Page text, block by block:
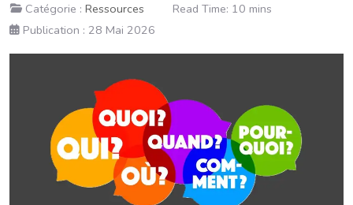
Catégorie : Ressources
Read Time: 10 mins
Publication : 28 Mai 2026